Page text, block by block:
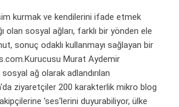
kurmak ve kendilerini ifade etmek
olan sosyal ağları, farklı bir yönden ele
sonuç odaklı kullanmayı sağlayan bir
Murat Aydemir
ağ olarak adlandırılan
ziyaretçiler 200 karakterlik mikro blog
'ses'lerini duyurabiliyor, ülke